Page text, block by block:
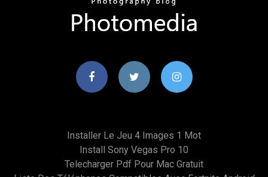
Installer Le Jeu 4 Images 1 Mot
Install Sony Vegas Pro 10
Telecharger Pdf Pour Mac Gratuit